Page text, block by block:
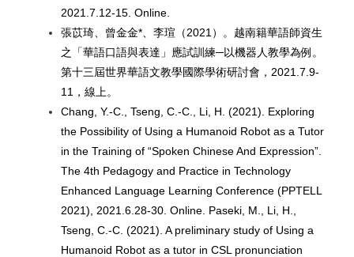
2021.7.12-15. Online.
張苡琦、曾金金*、李瑄（2021）。越南籍華語師資生
之「華語口語與表達」應試訓練─以機器人教學為例。
第十三屆世界華語文教學國際學術研討會，2021.7.9-
11，線上。
Chang, Y.-C., Tseng, C.-C., Li, H. (2021). Exploring
the Possibility of Using a Humanoid Robot as a Tutor
in the Training of “Spoken Chinese And Expression”.
The 4th Pedagogy and Practice in Technology
Enhanced Language Learning Conference (PPTELL
2021), 2021.6.28-30. Online. Paseki, M., Li, H.,
Tseng, C.-C. (2021). A preliminary study of Using a
Humanoid Robot as a tutor in CSL pronunciation